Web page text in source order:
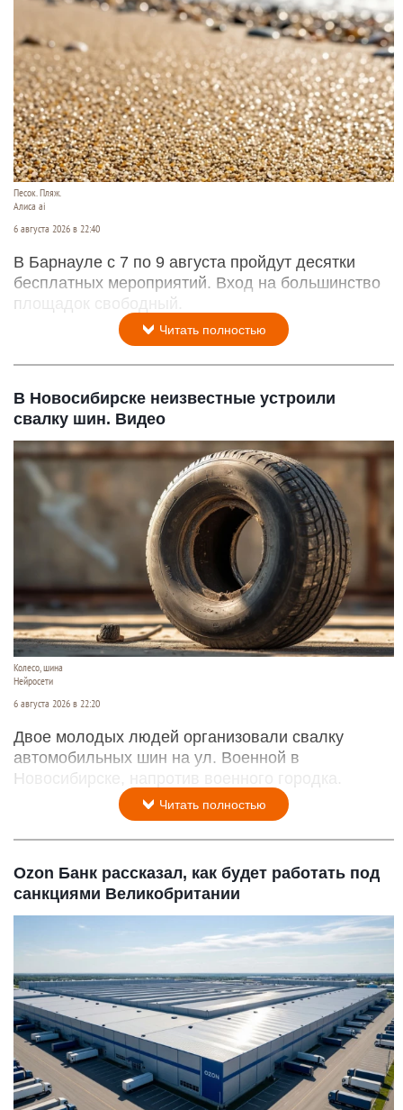
Песок. Пляж.
Алиса ai
6 августа 2026 в 22:40
В Барнауле с 7 по 9 августа пройдут десятки
бесплатных мероприятий. Вход на большинство
площадок свободный.
Читать полностью
В Новосибирске неизвестные устроили
свалку шин. Видео
Колесо, шина
Нейросети
6 августа 2026 в 22:20
Двое молодых людей организовали свалку
автомобильных шин на ул. Военной в
Новосибирске, напротив военного городка.
Читать полностью
Ozon Банк рассказал, как будет работать под
санкциями Великобритании